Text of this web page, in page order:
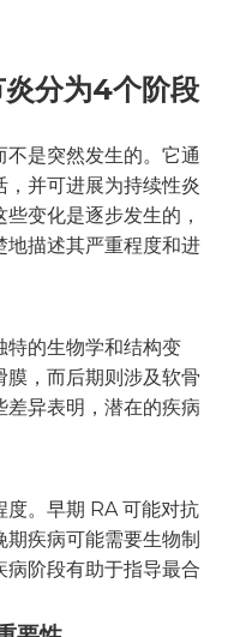
分为4个阶段
是突然发生的。它通
并可进展为持续性炎
变化是逐步发生的，
地描述其严重程度和进
特的生物学和结构变
，而后期则涉及软骨
异表明，潜在的疾病
度。早期 RA 可能对抗
疾病可能需要生物制
阶段有助于指导最合